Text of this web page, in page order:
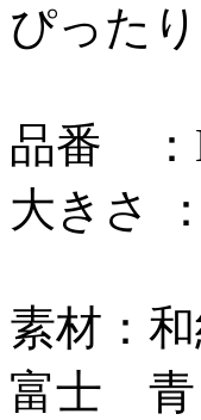
ぴった
品番 ：
大きさ
素材：
富士 青